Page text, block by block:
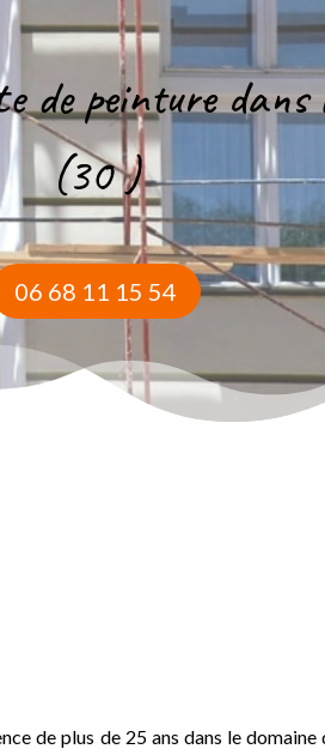
de peinture dans
(30 )
06 68 11 15 54
de plus de 25 ans dans le domaine